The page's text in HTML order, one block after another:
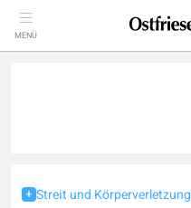
MENÜ
Streit und Körperverletzung